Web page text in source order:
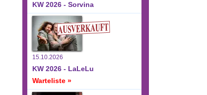
KW 2026 - Sorvina
15.10.2026
KW 2026 - LaLeLu
Warteliste »